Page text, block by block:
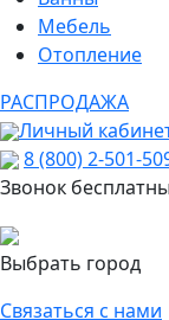
Мебель
Отопление
РАСПРОДАЖА
Личный
8 (800) 2-501-
Звонок
Выбрать город
Связаться с нами